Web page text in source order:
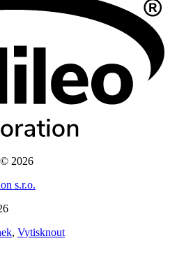
2026
s.r.o.
, Vytisknout